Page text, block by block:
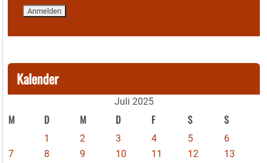
Kalender
Juli 2025
M D M D F S S
1 2 3 4 5
6
7
8 9 10 11 12
13